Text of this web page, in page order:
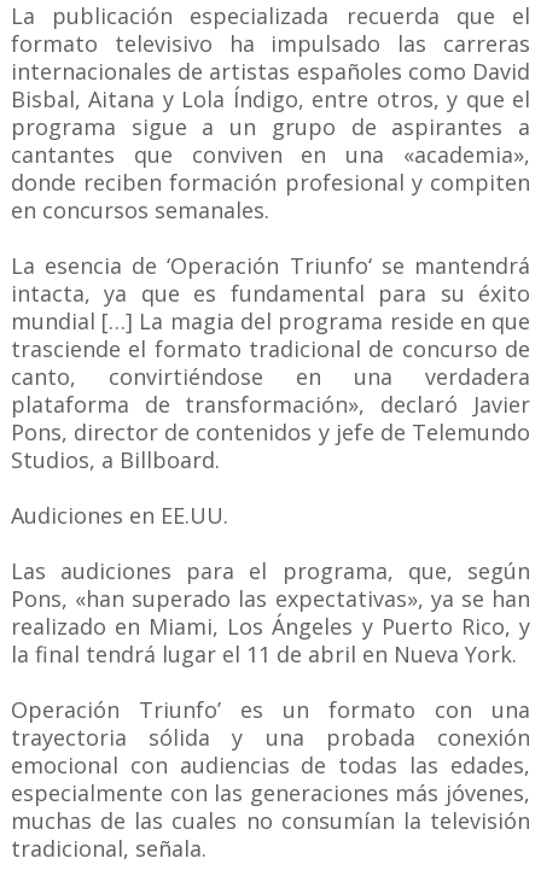
La publicación especializada recuerda que el
formato televisivo ha impulsado las carreras
internacionales de artistas españoles como David
Bisbal, Aitana y Lola Índigo, entre otros, y que el
programa sigue a un grupo de aspirantes a
cantantes que conviven en una «academia»,
donde reciben formación profesional y compiten
en concursos semanales.
La esencia de ‘Operación Triunfo‘ se mantendrá
intacta, ya que es fundamental para su éxito
mundial […] La magia del programa reside en que
trasciende el formato tradicional de concurso de
canto, convirtiéndose en una verdadera
plataforma de transformación», declaró Javier
Pons, director de contenidos y jefe de Telemundo
Studios, a Billboard.
Audiciones en EE.UU.
Las audiciones para el programa, que, según
Pons, «han superado las expectativas», ya se han
realizado en Miami, Los Ángeles y Puerto Rico, y
la final tendrá lugar el 11 de abril en Nueva York.
Operación Triunfo’ es un formato con una
trayectoria sólida y una probada conexión
emocional con audiencias de todas las edades,
especialmente con las generaciones más jóvenes,
muchas de las cuales no consumían la televisión
tradicional, señala.